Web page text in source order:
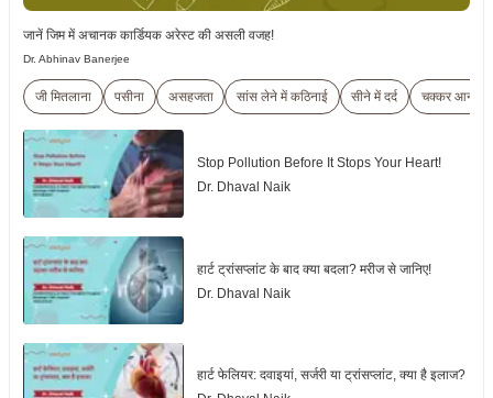
जानें जिम में अचानक कार्डियक अरेस्ट की असली वजह!
Dr. Abhinav Banerjee
जी मितलाना पसीना असहजता सांस लेने में कठिनाई सीने में दर्द चक्कर आना
Stop Pollution Before It Stops Your Heart!
Dr. Dhaval Naik
हार्ट ट्रांसप्लांट के बाद क्या बदला? मरीज से जानिए!
Dr. Dhaval Naik
हार्ट फेलियर: दवाइयां, सर्जरी या ट्रांसप्लांट, क्या है इलाज?